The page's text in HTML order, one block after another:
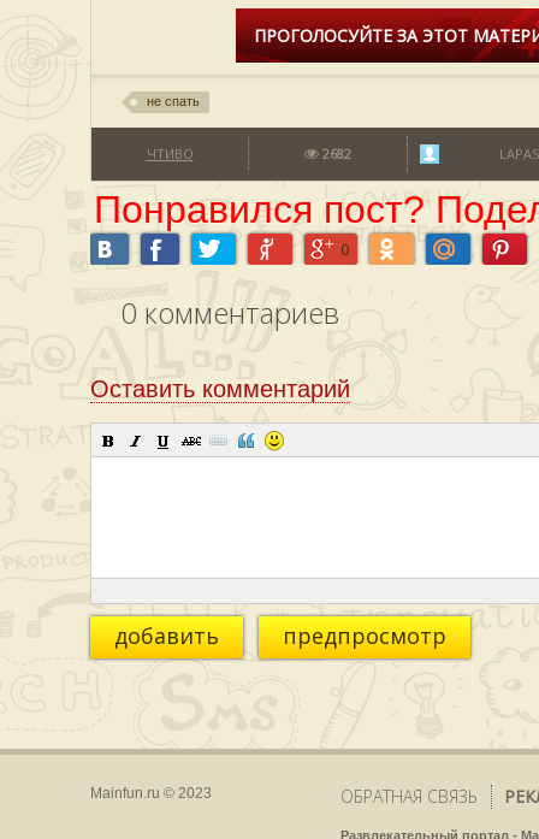
ПРОГОЛОСУЙТЕ ЗА ЭТОТ
не спать
ЧТИВО 2682 LAPAS
Понравился пост?
0
0 комментариев
Оставить комментарий
добавить предпросмотр
Mainfun.ru © 2023 ОБРАТНАЯ СВЯЗЬ
Развлекательный портал -